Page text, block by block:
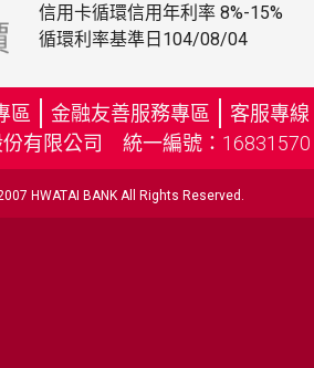
信用卡循環信用年利率 8%-15%
循環利率基準日104/08/04
區 金融友善服務專區
（
另
開
新
客服專線
有限公司 統一編號：16831570
HWATAI BANK All Rights Reserved.